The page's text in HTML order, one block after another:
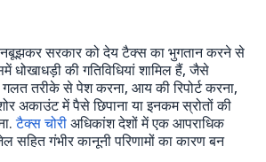
सरकार को देय टैक्स का भुगतान करने से
धोखाधड़ी की गतिविधियां शामिल हैं, जैसे
तरीके से पेश करना, आय की रिपोर्ट करना,
अकाउंट में पैसे छिपाना या इनकम स्रोतों की
टैक्स चोरी अधिकांश देशों में एक आपराधिक
गंभीर कानूनी परिणामों का कारण बन